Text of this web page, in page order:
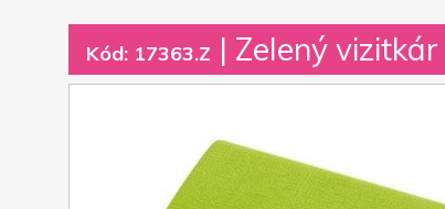
Kód: 17363.Z | Zelený